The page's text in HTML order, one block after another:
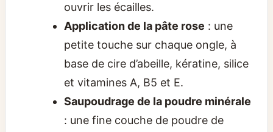
ouvrir les écailles.
Application de la pâte rose : une
petite touche sur chaque ongle, à
base de cire d’abeille, kératine, silice
et vitamines A, B5 et E.
Saupoudrage de la poudre minérale
: une fine couche de poudre de